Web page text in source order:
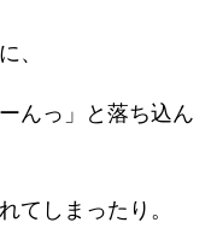
、
んっ」と落ち込ん
てしまったり。